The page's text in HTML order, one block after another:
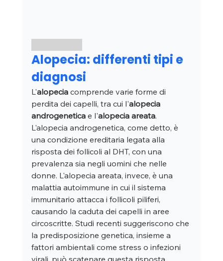
Alopecia: differenti tipi e
diagnosi
L'alopecia comprende varie forme di
perdita dei capelli, tra cui l'alopecia
androgenetica e l'alopecia areata.
L'alopecia androgenetica, come detto, è
una condizione ereditaria legata alla
risposta dei follicoli al DHT, con una
prevalenza sia negli uomini che nelle
donne. L'alopecia areata, invece, è una
malattia autoimmune in cui il sistema
immunitario attacca i follicoli piliferi,
causando la caduta dei capelli in aree
circoscritte. Studi recenti suggeriscono che
la predisposizione genetica, insieme a
fattori ambientali come stress o infezioni